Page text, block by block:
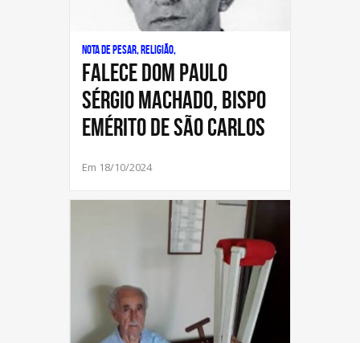
Nota de Pesar, Religião,
Falece Dom Paulo
Sérgio Machado, Bispo
Emérito de São Carlos
Em 18/10/2024